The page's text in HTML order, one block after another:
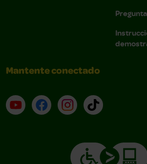
Mantente conectado
YouTube (en inglés)
Facebook (en inglés)
Instagram (en inglés)
TikTok